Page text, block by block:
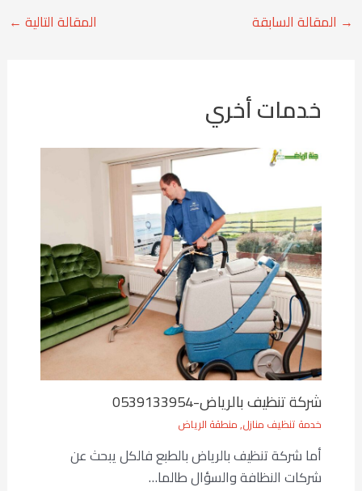
→ المقالة السابقة المقالة التالية ←
خدمات أخري
شركة تنظيف بالرياض-0539133954
خدمة تنظيف منازل,منطقة الرياض
أما شركة تنظيف بالرياض بالطبع فالكل يبحث عن
شركات النظافة والسؤال طالما…